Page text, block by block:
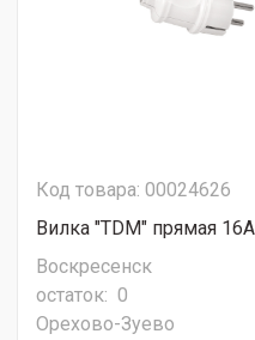
Код товара: 00024626
Вилка "TDM" прямая
Воскресенск
остаток: 0
Орехово-Зуево